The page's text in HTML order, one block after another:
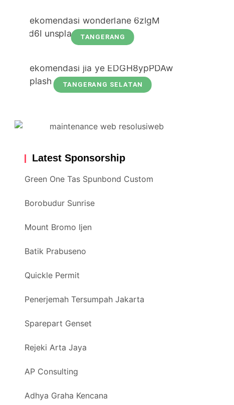
TANGERANG
TANGERANG SELATAN
Latest Sponsorship
Green One Tas Spunbond Custom
Borobudur Sunrise
Mount Bromo Ijen
Batik Prabuseno
Quickle Permit
Penerjemah Tersumpah Jakarta
Sparepart Genset
Rejeki Arta Jaya
AP Consulting
Adhya Graha Kencana